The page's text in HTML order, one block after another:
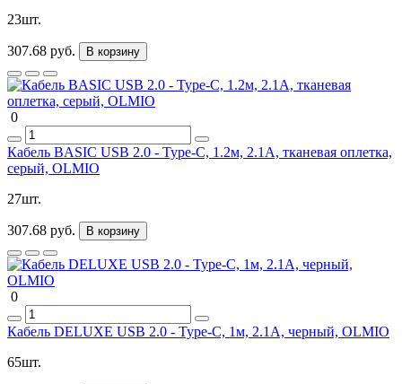
23шт.
307.68 руб. В корзину
0
Кабель BASIC USB 2.0 - Type-C, 1.2м, 2.1A, тканевая оплетка,
серый, OLMIO
27шт.
307.68 руб. В корзину
0
Кабель DELUXE USB 2.0 - Type-C, 1м, 2.1A, черный, OLMIO
65шт.